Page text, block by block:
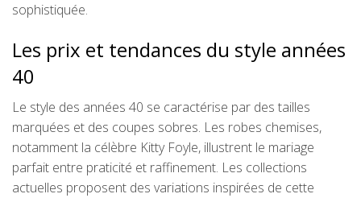
sophistiquée.
Les prix et tendances du style années
40
Le style des années 40 se caractérise par des tailles
marquées et des coupes sobres. Les robes chemises,
notamment la célèbre Kitty Foyle, illustrent le mariage
parfait entre praticité et raffinement. Les collections
actuelles proposent des variations inspirées de cette